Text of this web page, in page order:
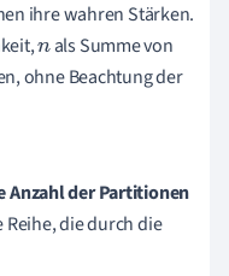
ihre wahren Stärken.
nals Summe von
ohne Beachtung der
Anzahl der Partitionen
die durch die